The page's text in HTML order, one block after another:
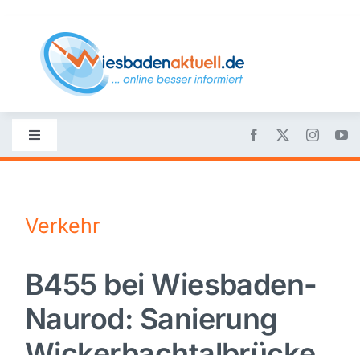
content
Toggle
Navigation
Nachrichten
Politik
Wirtschaft
Verkehr
B455 bei Wiesbaden-
Naurod: Sanierung